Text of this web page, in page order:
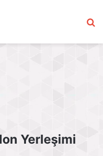
Yerleşimi